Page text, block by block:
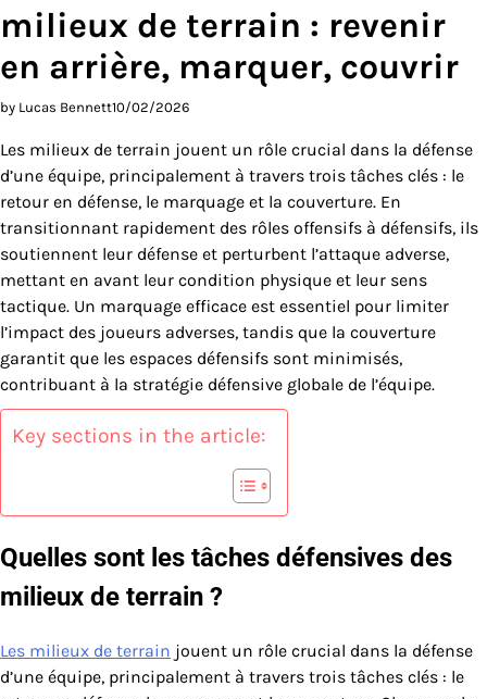
milieux de terrain : revenir
en arrière, marquer, couvrir
by Lucas Bennett10/02/2026
Les milieux de terrain jouent un rôle crucial dans la défense
d’une équipe, principalement à travers trois tâches clés : le
retour en défense, le marquage et la couverture. En
transitionnant rapidement des rôles offensifs à défensifs, ils
soutiennent leur défense et perturbent l’attaque adverse,
mettant en avant leur condition physique et leur sens
tactique. Un marquage efficace est essentiel pour limiter
l’impact des joueurs adverses, tandis que la couverture
garantit que les espaces défensifs sont minimisés,
contribuant à la stratégie défensive globale de l’équipe.
Key sections in the article:
Quelles sont les tâches défensives des
milieux de terrain ?
Les milieux de terrain jouent un rôle crucial dans la défense
d’une équipe, principalement à travers trois tâches clés : le